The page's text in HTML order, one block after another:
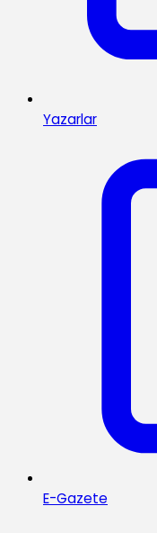
Yazarlar
E-Gazete